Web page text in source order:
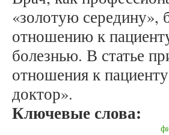
«золотую середину»,
отношению к
болезнью. В статье
отношения к
доктор».
Ключевые слова: